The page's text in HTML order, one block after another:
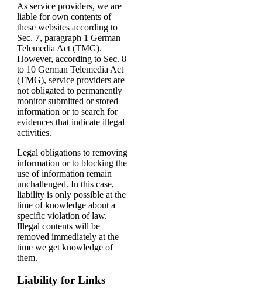
As service providers, we are
liable for own contents of
these websites according to
Sec. 7, paragraph 1 German
Telemedia Act (TMG).
However, according to Sec. 8
to 10 German Telemedia Act
(TMG), service providers are
not obligated to permanently
monitor submitted or stored
information or to search for
evidences that indicate illegal
activities.
Legal obligations to removing
information or to blocking the
use of information remain
unchallenged. In this case,
liability is only possible at the
time of knowledge about a
specific violation of law.
Illegal contents will be
removed immediately at the
time we get knowledge of
them.
Liability for Links